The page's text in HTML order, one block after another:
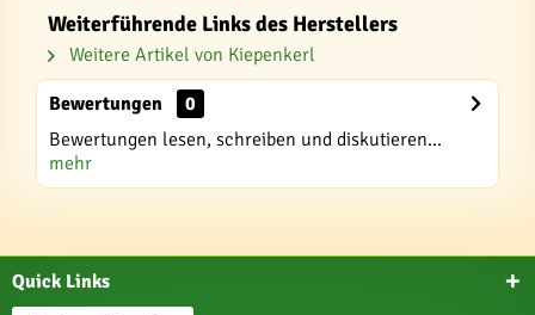
Weiterführende Links des Herstellers
Weitere Artikel von Kiepenkerl
Bewertungen
0
Bewertungen lesen, schreiben und diskutieren...
mehr
Quick Links